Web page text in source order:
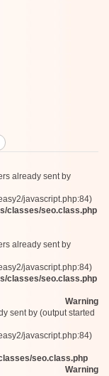
already sent by
javascript.php:84)
classes/seo.class.php
already sent by
javascript.php:84)
classes/seo.class.php
Warning
sent by (output started
javascript.php:84)
seo.class.php
Warning